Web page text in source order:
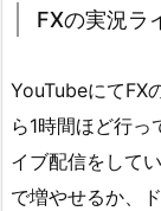
FXの実況ラ
YouTubeにてFX
ら1時間ほど行
イブ配信をして
で増やせるか、